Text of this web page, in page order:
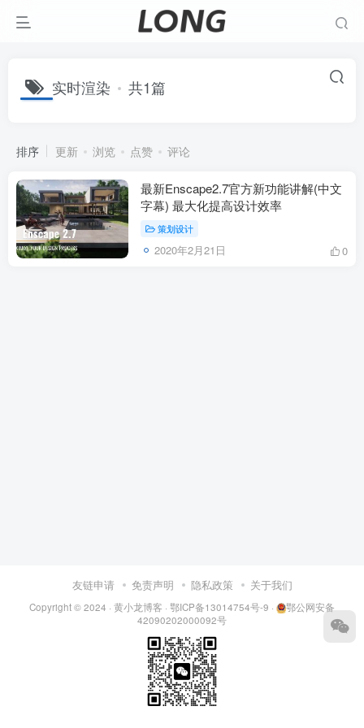
实时渲染 共1篇
排序 更新 浏览 点赞 评论
最新Enscape2.7官方新功能讲解(中文
字幕) 最大化提高设计效率
策划设计
2020年2月21日 0
友链申请 免责声明 隐私政策 关于我们
Copyright © 2024 ·黄小龙博客 ·鄂ICP备13014754号-9 ·
鄂公网安备
42090202000092号